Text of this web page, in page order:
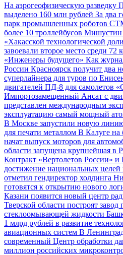
На аэрогеофизическую разведку
выделено 160 млн рублей За два
парк промышленных роботов
более 10 троллейбусов Мишустин
«Хакасской технологической
завоевали второе место среди 72
«Инженеры будущего» Как
России Красноярск получит два
суперлайнера для туров по
двигателей ПД-8 для самолетов
Импортозамещенный Ансат с
представлен международным
эксплуатацию самый мощный
В Москве запустили новую
для печати металлом В Калуге на
начат выпуск моторов для
области запущена крупнейшая в
Контракт «Вертолетов России»
достижение национальных целей
отметил гендиректор холдинга
готовятся к открытию нового
Казани появится новый центр
Тверской области построят завод
стеклоомывающей жидкости
1 млрд рублей в развитие
авиационных систем В
современный Центр обработки
миллион российских